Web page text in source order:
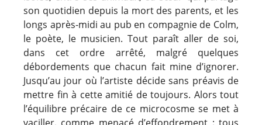
son quotidien depuis la mort des parents, et les
longs après-midi au pub en compagnie de Colm,
le poète, le musicien. Tout paraît aller de soi,
dans cet ordre arrêté, malgré quelques
débordements que chacun fait mine d’ignorer.
Jusqu’au jour où l’artiste décide sans préavis de
mettre fin à cette amitié de toujours. Alors tout
l’équilibre précaire de ce microcosme se met à